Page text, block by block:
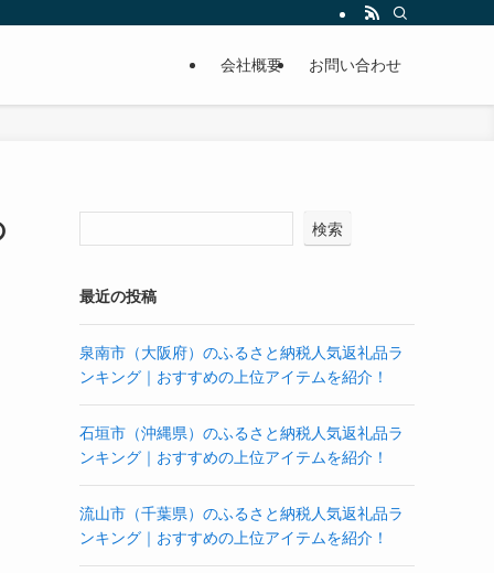
会社概要 お問い合わせ
検索
最近の投稿
泉南市（大阪府）のふるさと納税人気返礼品ラ
ンキング｜おすすめの上位アイテムを紹介！
石垣市（沖縄県）のふるさと納税人気返礼品ラ
ンキング｜おすすめの上位アイテムを紹介！
流山市（千葉県）のふるさと納税人気返礼品ラ
ンキング｜おすすめの上位アイテムを紹介！